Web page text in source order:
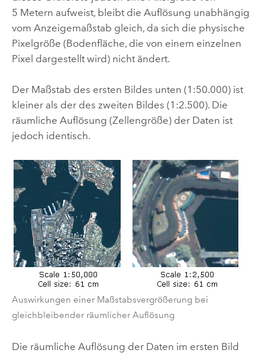
5 Metern aufweist, bleibt die Auflösung unabhängig
vom Anzeigemaßstab gleich, da sich die physische
Pixelgröße (Bodenfläche, die von einem einzelnen
Pixel dargestellt wird) nicht ändert.
Der Maßstab des ersten Bildes unten (1:50.000) ist
kleiner als der des zweiten Bildes (1:2.500). Die
räumliche Auflösung (Zellengröße) der Daten ist
jedoch identisch.
Auswirkungen einer Maßstabsvergrößerung bei
gleichbleibender räumlicher Auflösung
Die räumliche Auflösung der Daten im ersten Bild